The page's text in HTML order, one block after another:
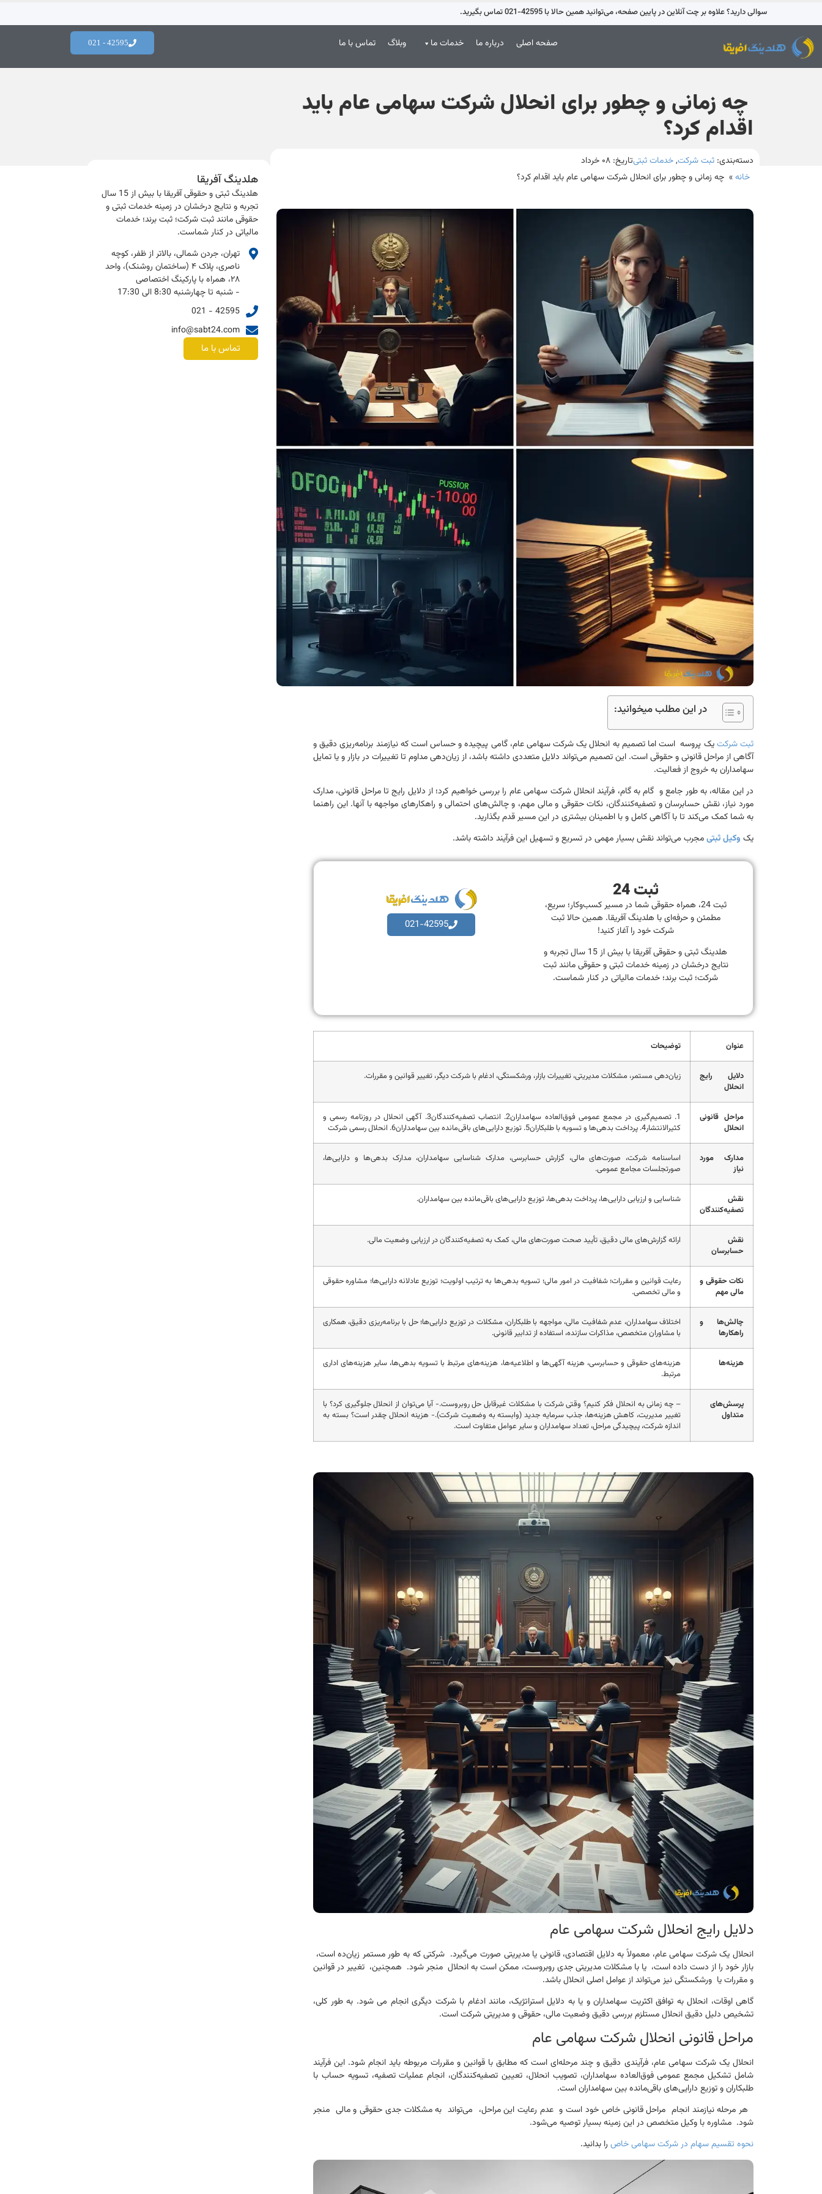
سوالی دارید؟ علاوه بر چت آنلاین در پایین صفحه، می‌توانید همین حالا با 42595-021 تماس بگیرید.
صفحه اصلی درباره ما خدمات ما وبلاگ تماس با ما 42595 - 021
چه زمانی و چطور برای انحلال شرکت سهامی عام باید
اقدام کرد؟
دسته‌بندی: ثبت شرکت,خدمات ثبتیتاریخ:
خانه» چه زمانی و چطور برای انحلال شرکت سهامی عام باید اقدام کرد؟
در این مطلب میخوانید:
ثبت شرکتیک پروسه است اما تصمیم به انحلال یک شرکت سهامی عام، گامی پیچیده و حساس است که نیازمند برنامه‌ریزی دقیق و
آگاهی از مراحل قانونی و حقوقی است. این تصمیم می‌تواند دلایل متعددی داشته باشد، از زیان‌دهی مداوم تا تغییرات در بازار و یا تمایل
سهامداران به خروج از فعالیت.
در این مقاله، به طور جامع و گام به گام، فرآیند انحلال شرکت سهامی عام را بررسی خواهیم کرد؛ از دلایل رایج تا مراحل قانونی، مدارک
مورد نیاز، نقش حسابرسان و تصفیه‌کنندگان، نکات حقوقی و مالی مهم، و چالش‌های احتمالی و راهکارهای مواجهه با آنها. این راهنما
به شما کمک می‌کند تا با آگاهی کامل و با اطمینان بیشتری در این مسیر قدم بگذارید.
یک وکیل ثبتیمجرب می‌تواند نقش بسیار مهمی در تسریع و تسهیل این فرآیند داشته باشد.
ثبت 24
ثبت 24، همراه حقوقی شما در مسیر کسب‌وکار؛ سریع،
مطمئن و حرفه‌ای با هلدینگ آفریقا. همین حالا ثبت
شرکت خود را آغاز کنید!
هلدینگ ثبتی و حقوقی آفریقا با بیش از 15 سال تجربه و
نتایج درخشان در زمینه خدمات ثبتی و حقوقی مانند ثبت
شرکت؛ ثبت برند؛ خدمات مالیاتی در کنار شماست.
021-42595
عنوان توضیحات
دلایل رایج
انحلال
زیان‌دهی مستمر، مشکلات مدیریتی، تغییرات بازار، ورشکستگی، ادغام با شرکت دیگر، تغییر قوانین و مقررات.
مراحل قانونی
انحلال
1. تصمیم‌گیری در مجمع عمومی فوق‌العاده سهامداران2. انتصاب تصفیه‌کنندگان3. آگهی انحلال در روزنامه رسمی و
کثیرالانتشار4. پرداخت بدهی‌ها و تسویه با طلبکاران5. توزیع دارایی‌های باقی‌مانده بین سهامداران6. انحلال رسمی شرکت
مدارک مورد
نیاز
اساسنامه شرکت، صورت‌های مالی، گزارش حسابرسی، مدارک شناسایی سهامداران، مدارک بدهی‌ها و دارایی‌ها،
صورتجلسات مجامع عمومی.
نقش
تصفیه‌کنندگان
شناسایی و ارزیابی دارایی‌ها، پرداخت بدهی‌ها، توزیع دارایی‌های باقی‌مانده بین سهامداران.
نقش
حسابرسان
ارائه گزارش‌های مالی دقیق، تأیید صحت صورت‌های مالی، کمک به تصفیه‌کنندگان در ارزیابی وضعیت مالی.
نکات حقوقی و
مالی مهم
رعایت قوانین و مقررات؛ شفافیت در امور مالی؛ تسویه بدهی‌ها به ترتیب اولویت؛ توزیع عادلانه دارایی‌ها؛ مشاوره حقوقی
و مالی تخصصی.
چالش‌ها و
راهکارها
اختلاف سهامداران، عدم شفافیت مالی، مواجهه با طلبکاران، مشکلات در توزیع دارایی‌ها؛ حل با برنامه‌ریزی دقیق، همکاری
با مشاوران متخصص، مذاکرات سازنده، استفاده از تدابیر قانونی.
هزینه‌ها
هزینه‌های حقوقی و حسابرسی، هزینه آگهی‌ها و اطلاعیه‌ها، هزینه‌های مرتبط با تسویه بدهی‌ها، سایر هزینه‌های اداری
مرتبط.
پرسش‌های
متداول
– چه زمانی به انحلال فکر کنیم؟ وقتی شرکت با مشکلات غیرقابل حل روبروست.- آیا می‌توان از انحلال جلوگیری کرد؟ با
تغییر مدیریت، کاهش هزینه‌ها، جذب سرمایه جدید (وابسته به وضعیت شرکت).- هزینه انحلال چقدر است؟ بسته به
اندازه شرکت، پیچیدگی مراحل، تعداد سهامداران و سایر عوامل متفاوت است.
دلایل رایج انحلال شرکت سهامی عام
انحلال یک شرکت سهامی عام، معمولاً به دلایل اقتصادی، قانونی یا مدیریتی صورت می‌گیرد. شرکتی که به طور مستمر زیان‌ده است،
بازار خود را از دست داده است، یا با مشکلات مدیریتی جدی روبروست، ممکن است به انحلال منجر شود. همچنین، تغییر در قوانین
و مقررات یا ورشکستگی نیز می‌تواند از عوامل اصلی انحلال باشد.
گاهی اوقات، انحلال به توافق اکثریت سهامداران و یا به دلایل استراتژیک، مانند ادغام با شرکت دیگری انجام می شود. به طور کلی،
تشخیص دلیل دقیق انحلال مستلزم بررسی دقیق وضعیت مالی، حقوقی و مدیریتی شرکت است.
مراحل قانونی انحلال شرکت سهامی عام
انحلال یک شرکت سهامی عام، فرآیندی دقیق و چند مرحله‌ای است که مطابق با قوانین و مقررات مربوطه باید انجام شود. این فرآیند
شامل تشکیل مجمع عمومی فوق‌العاده سهامداران، تصویب انحلال، تعیین تصفیه‌کنندگان، انجام عملیات تصفیه، تسویه حساب با
طلبکاران و توزیع دارایی‌های باقی‌مانده بین سهامداران است.
هر مرحله نیازمند انجام مراحل قانونی خاص خود است و عدم رعایت این مراحل، می‌تواند به مشکلات جدی حقوقی و مالی منجر
شود. مشاوره با وکیل متخصص در این زمینه بسیار توصیه می‌شود.
نحوه تقسیم سهام در شرکت سهامی خاص را بدانید.
هلدینگ آفریقا
هلدینگ ثبتی و حقوقی آفریقا با بیش از 15 سال
تجربه و نتایج درخشان در زمینه خدمات ثبتی و
حقوقی مانند ثبت شرکت؛ ثبت برند؛ خدمات
مالیاتی در کنار شماست.​
تهران، جردن شمالی، بالاتر از ظفر، کوچه
ناصری، پلاک ۴ (ساختمان روشنک)، واحد
۲۸، همراه با پارکینگ اختصاصی
- شنبه تا چهارشنبه 8:30 الی 17:30
42595 - 021
info@sabt24.com
تماس با ما